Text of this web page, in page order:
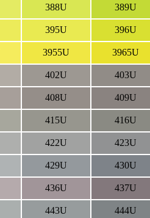
388U 389U
395U 396U
3955U 3965U
402U 403U
408U 409U
415U 416U
422U 423U
429U 430U
436U 437U
443U 444U